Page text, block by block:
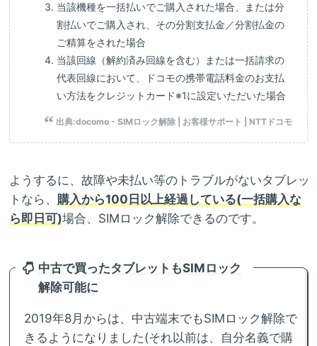
当該機種を一括払いでご購入された場合、または分
割払いでご購入され、その分割支払金／分割払金の
ご精算をされた場合
当該回線（解約済み回線を含む）または一括請求の
代表回線において、ドコモの携帯電話料金のお支払
い方法をクレジットカード※1に設定いただいた場合
出典:docomo - SIMロック解除 | お客様サポート | NTTドコモ
ようするに、故障や未払い等のトラブルがないタブレッ
トなら、 購入から100日以上経過している(一括購入な
ら即日可)場合、SIMロック解除できるのです。
中古で買ったタブレットもSIMロック
解除可能に
2019年8月からは、中古端末でもSIMロック解除で
きるようになりました(それ以前は、自分名義で購